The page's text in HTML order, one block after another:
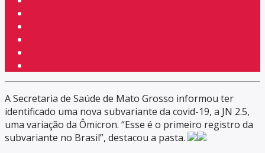
A Secretaria de Saúde de Mato Grosso informou ter
identificado uma nova subvariante da covid-19, a JN 2.5,
uma variação da Ômicron. “Esse é o primeiro registro da
subvariante no Brasil”, destacou a pasta.